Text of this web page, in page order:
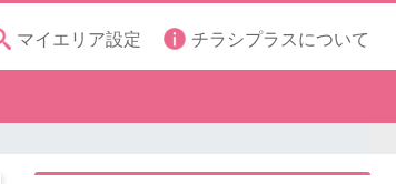
マイエリア設定 チラシプラスについて